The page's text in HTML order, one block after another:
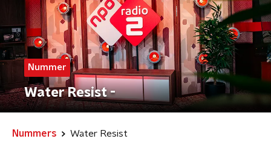
Nummer
Water Resist -
Nummers Water Resist